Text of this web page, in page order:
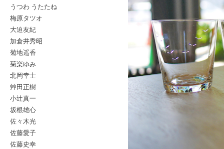
うつわ うたたね
梅原タツオ
大迫友紀
加倉井秀昭
菊地遥香
菊楽ゆみ
北岡幸士
艸田正樹
小辻真一
坂根雄心
佐々木光
佐藤愛子
佐藤史幸